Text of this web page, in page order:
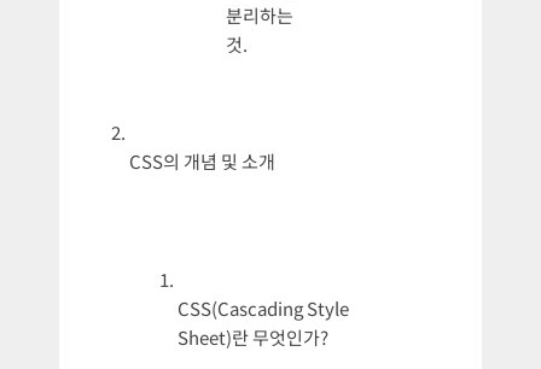
분리하는
것.
CSS의 개념 및 소개
CSS(Cascading Style
Sheet)란 무엇인가?